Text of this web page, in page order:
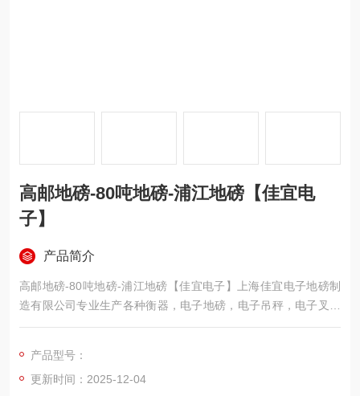
高邮地磅-80吨地磅-浦江地磅【佳宜电
子】
产品简介
高邮地磅-80吨地磅-浦江地磅【佳宜电子】上海佳宜电子地磅制
造有限公司专业生产各种衡器，电子地磅，电子吊秤，电子叉车
秤，电子汽车衡，移动地磅，超低地磅， 防爆地磅，带打印地
动式汽车衡，出口式地磅，欢迎新老客户前来咨询，
产品型号：
更新时间：2025-12-04